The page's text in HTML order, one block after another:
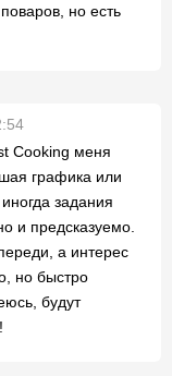
но есть
Cooking меня
графика или
задания
и предсказуемо.
а интерес
но быстро
будут